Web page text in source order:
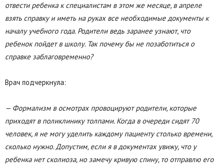
отвести ребенка к специалистам в этом же месяце, в апреле
взять справку и иметь на руках все необходимые документы к
началу учебного года. Родители ведь заранее узнают, что
ребенок пойдет в школу. Так почему бы не позаботиться о
справке заблаговременно?
Врач подчеркнула:
— Формализм в осмотрах провоцируют родители, которые
приходят в поликлинику толпами. Когда в очереди сидят 70
человек, я не могу уделить каждому пациенту столько времени,
сколько нужно. Допустим, если я в документах увижу, что у
ребенка нет сколиоза, но замечу кривую спину, то отправлю его